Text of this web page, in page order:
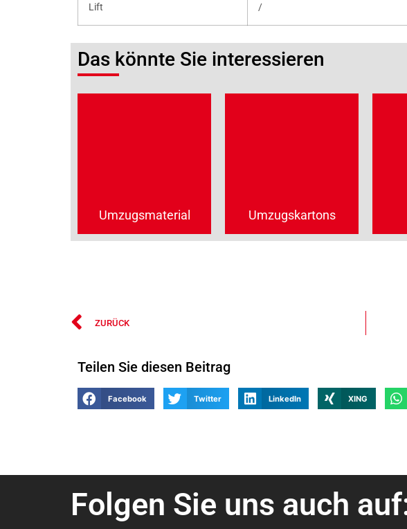
Lift /
Das könnte Sie interessieren
Umzugsmaterial Umzugskartons
ZURÜCK
Teilen Sie diesen Beitrag
Facebook Twitter LinkedIn XING
Folgen Sie uns auch